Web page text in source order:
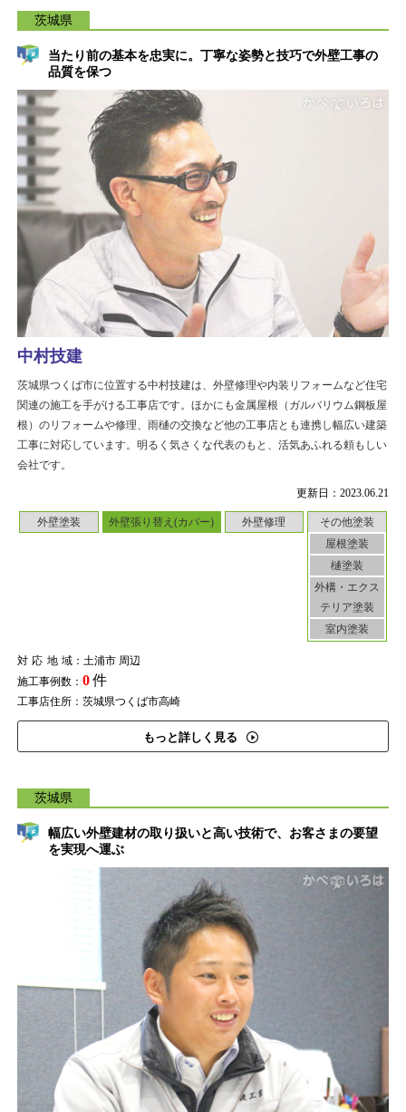
茨城県
当たり前の基本を忠実に。丁寧な姿勢と技巧で外壁工事の
品質を保つ
更新日：2023.06.21
外壁塗装 外壁張り替え(カバー) 外壁修理
その他塗装
屋根塗装
樋塗装
外構・エクス
テリア塗装
室内塗装
対応地域：土浦市 周辺
施工事例数： 0件
工事店住所：茨城県つくば市高崎
もっと詳しく見る
中村技建
茨城県つくば市に位置する中村技建は、外壁修理や内装リフォームなど住宅
関連の施工を手がける工事店です。ほかにも金属屋根（ガルバリウム鋼板屋
根）のリフォームや修理、雨樋の交換など他の工事店とも連携し幅広い建築
工事に対応しています。明るく気さくな代表のもと、活気あふれる頼もしい
会社です。
茨城県
幅広い外壁建材の取り扱いと高い技術で、お客さまの要望
を実現へ運ぶ